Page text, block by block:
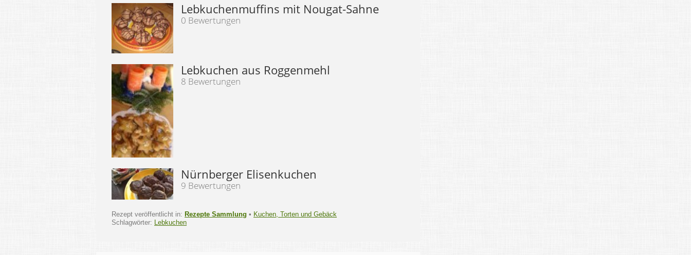
Lebkuchenmuffins mit Nougat-Sahne
0 Bewertungen
Lebkuchen aus Roggenmehl
8 Bewertungen
Nürnberger Elisenkuchen
9 Bewertungen
Rezept veröffentlicht in: Rezepte Sammlung • Kuchen, Torten und Gebäck
Schlagwörter:
Lebkuchen